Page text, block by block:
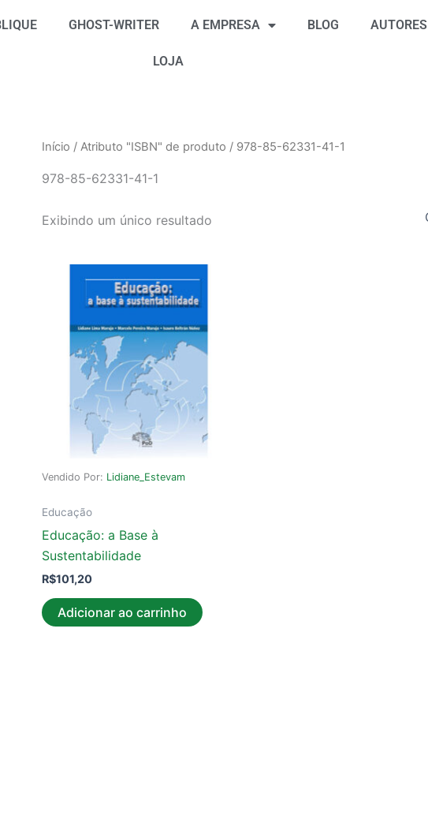
GHOST-WRITER A EMPRESA BLOG AUTORES
LOJA
Início / Atributo "ISBN" de produto / 978-85-62331-41-1
978-85-62331-41-1
Exibindo um único resultado
Vendido Por: Lidiane_Estevam
Educação
Educação: a Base à
Sustentabilidade
R$101,20
Adicionar ao carrinho